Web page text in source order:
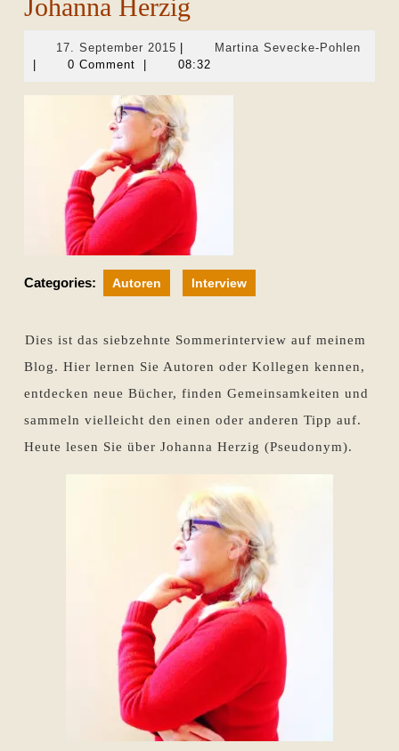
Johanna Herzig
17. September 2015 17.
September
Martina Sevecke-Pohlen
0 Comment 08:32
Categories: Autoren Interview
Dies ist das siebzehnte Sommerinterview auf meinem
Blog. Hier lernen Sie Autoren oder Kollegen kennen,
entdecken neue Bücher, finden Gemeinsamkeiten und
sammeln vielleicht den einen oder anderen Tipp auf.
Heute lesen Sie über Johanna Herzig (Pseudonym).